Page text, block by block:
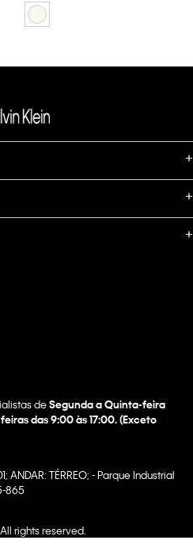
+
+
+
deSegunda a Quinta-feira
das 9:00 às 17:00. (Exceto
ANDAR: TÉRREO; - Parque Industrial
865
rights reserved.